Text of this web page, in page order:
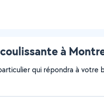
à
qui répondra à